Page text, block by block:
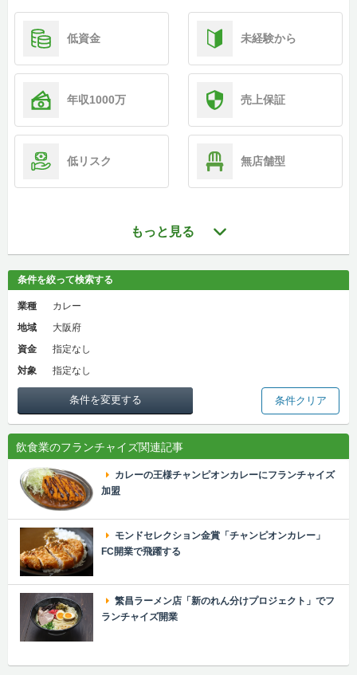
低資金 未経験から
年収1000万 売上保証
低リスク 無店舗型
もっと見る
条件を絞って検索する
業種
カレー
地域
大阪府
資金
指定なし
対象
指定なし
条件を変更する 条件クリア
飲食業のフランチャイズ関連記事
カレーの王様チャンピオンカレーにフランチャイズ
加盟
モンドセレクション金賞「チャンピオンカレー」
FC開業で飛躍する
繁昌ラーメン店「新のれん分けプロジェクト」でフ
ランチャイズ開業